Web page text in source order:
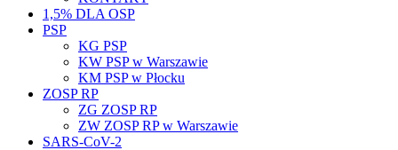
1,5% DLA OSP
PSP
KG PSP
KW PSP w Warszawie
KM PSP w Płocku
ZOSP RP
ZG ZOSP RP
ZW ZOSP RP w Warszawie
SARS-CoV-2